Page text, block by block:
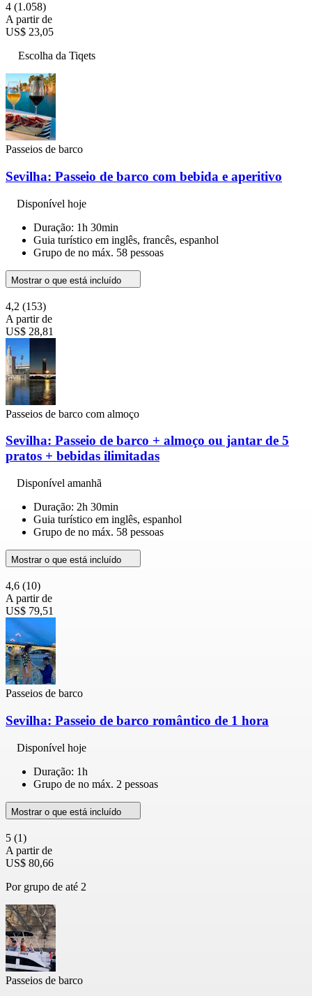
4 (1.058)
A partir de
US$ 23,05
Escolha da Tiqets
Passeios de barco
Sevilha: Passeio de barco com bebida e aperitivo
Disponível hoje
Duração: 1h 30min
Guia turístico em inglês, francês, espanhol
Grupo de no máx. 58 pessoas
Mostrar o que está incluído
4,2 (153)
A partir de
US$ 28,81
Passeios de barco com almoço
Sevilha: Passeio de barco + almoço ou jantar de 5
pratos + bebidas ilimitadas
Disponível amanhã
Duração: 2h 30min
Guia turístico em inglês, espanhol
Grupo de no máx. 58 pessoas
Mostrar o que está incluído
4,6 (10)
A partir de
US$ 79,51
Passeios de barco
Sevilha: Passeio de barco romântico de 1 hora
Disponível hoje
Duração: 1h
Grupo de no máx. 2 pessoas
Mostrar o que está incluído
5 (1)
A partir de
US$ 80,66
Por grupo de até 2
Passeios de barco